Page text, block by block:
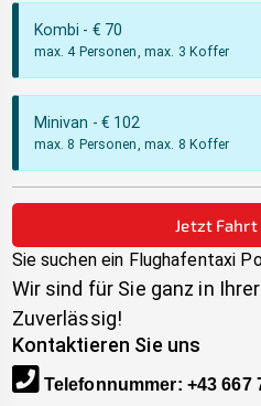
Kombi - € 70
max. 4 Personen, max. 3 Koffer
Minivan - € 102
max. 8 Personen, max. 8 Koffer
Jetzt Fahrt
Sie suchen ein Flughafentaxi
Wir sind für Sie ganz in
Zuverlässig!
Kontaktieren Sie uns
Telefonnummer: +43 667